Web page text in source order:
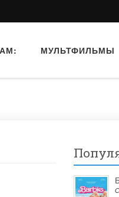
МУЛЬТФИЛЬМЫ